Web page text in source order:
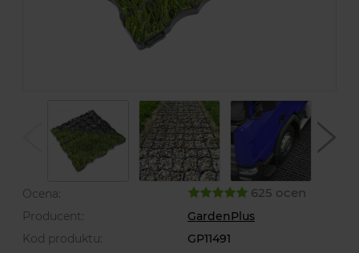
Ocena: 625 ocen
Producent:
GardenPlus
Kod produktu:
GP11491